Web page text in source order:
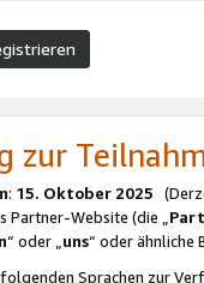
zur
: 15. Oktober 2025
Partner-Website (die „
“ oder „uns“ oder ähnliche
Sprachen zur